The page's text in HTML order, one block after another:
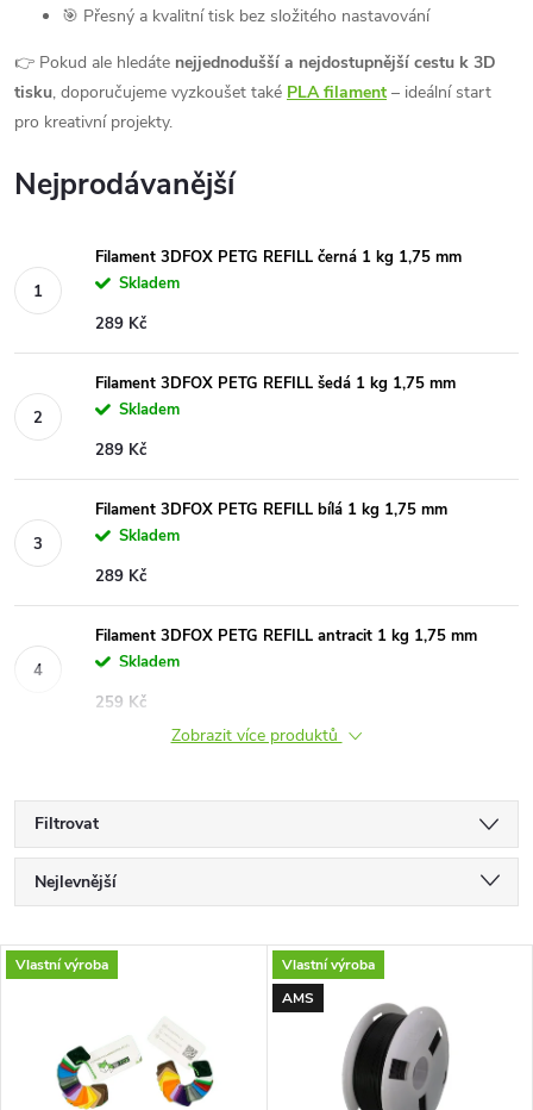
🎯 Přesný a kvalitní tisk bez složitého nastavování
👉 Pokud ale hledáte nejjednodušší a nejdostupnější cestu k 3D
tisku, doporučujeme vyzkoušet také PLA filament – ideální start
pro kreativní projekty.
Nejprodávanější
Filament 3DFOX PETG REFILL černá 1 kg 1,75 mm
Skladem
289 Kč
Filament 3DFOX PETG REFILL šedá 1 kg 1,75 mm
Skladem
289 Kč
Filament 3DFOX PETG REFILL bílá 1 kg 1,75 mm
Skladem
289 Kč
Filament 3DFOX PETG REFILL antracit 1 kg 1,75 mm
Skladem
259 Kč
Zobrazit více produktů
Filtrovat
Ř
a
Nejlevnější
Nejdražší
Abecedně
V
Vlastní výroba
Vlastní výroba
AMS